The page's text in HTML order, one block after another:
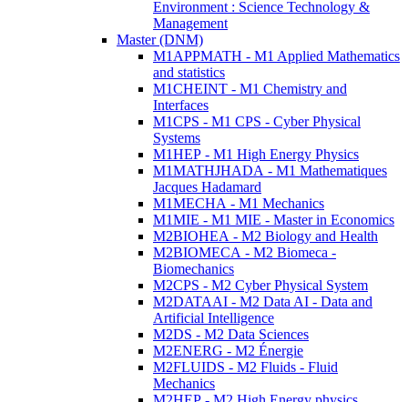
Environment : Science Technology &
Management
Master (DNM)
M1APPMATH - M1 Applied Mathematics
and statistics
M1CHEINT - M1 Chemistry and
Interfaces
M1CPS - M1 CPS - Cyber Physical
Systems
M1HEP - M1 High Energy Physics
M1MATHJHADA - M1 Mathematiques
Jacques Hadamard
M1MECHA - M1 Mechanics
M1MIE - M1 MIE - Master in Economics
M2BIOHEA - M2 Biology and Health
M2BIOMECA - M2 Biomeca -
Biomechanics
M2CPS - M2 Cyber Physical System
M2DATAAI - M2 Data AI - Data and
Artificial Intelligence
M2DS - M2 Data Sciences
M2ENERG - M2 Énergie
M2FLUIDS - M2 Fluids - Fluid
Mechanics